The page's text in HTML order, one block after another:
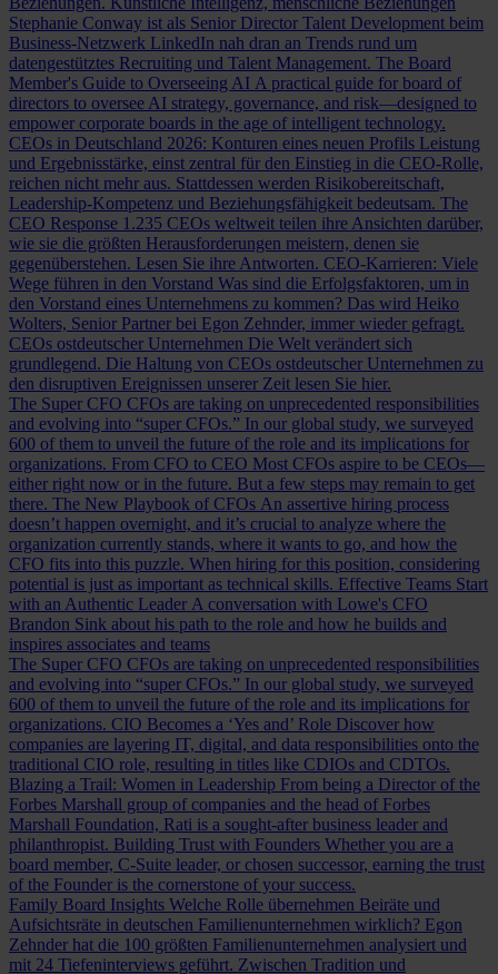
Stephanie Conway ist als Senior Director Talent Development beim
Business-Netzwerk LinkedIn nah dran an Trends rund um
datengestütztes Recruiting und Talent Management. The Board
Member's Guide to Overseeing AI A practical guide for board of
directors to oversee AI strategy, governance, and risk—designed to
empower corporate boards in the age of intelligent technology.
CEOs in Deutschland 2026: Konturen eines neuen Profils Leistung
und Ergebnisstärke, einst zentral für den Einstieg in die CEO-Rolle,
reichen nicht mehr aus. Stattdessen werden Risikobereitschaft,
Leadership-Kompetenz und Beziehungsfähigkeit bedeutsam. The
CEO Response 1.235 CEOs weltweit teilen ihre Ansichten darüber,
wie sie die größten Herausforderungen meistern, denen sie
gegenüberstehen. Lesen Sie ihre Antworten. CEO-Karrieren: Viele
Wege führen in den Vorstand Was sind die Erfolgsfaktoren, um in
den Vorstand eines Unternehmens zu kommen? Das wird Heiko
Wolters, Senior Partner bei Egon Zehnder, immer wieder gefragt.
CEOs ostdeutscher Unternehmen Die Welt verändert sich
grundlegend. Die Haltung von CEOs ostdeutscher Unternehmen zu
den disruptiven Ereignissen unserer Zeit lesen Sie hier.
The Super CFO CFOs are taking on unprecedented responsibilities
and evolving into “super CFOs.” In our global study, we surveyed
600 of them to unveil the future of the role and its implications for
organizations. From CFO to CEO Most CFOs aspire to be CEOs—
either right now or in the future. But a few steps may remain to get
there. The New Playbook of CFOs An assertive hiring process
doesn’t happen overnight, and it’s crucial to analyze where the
organization currently stands, where it wants to go, and how the
CFO fits into this puzzle. When hiring for this position, considering
potential is just as important as technical skills. Effective Teams Start
with an Authentic Leader A conversation with Lowe's CFO
Brandon Sink about his path to the role and how he builds and
inspires associates and teams
The Super CFO CFOs are taking on unprecedented responsibilities
and evolving into “super CFOs.” In our global study, we surveyed
600 of them to unveil the future of the role and its implications for
organizations. CIO Becomes a ‘Yes and’ Role Discover how
companies are layering IT, digital, and data responsibilities onto the
traditional CIO role, resulting in titles like CDIOs and CDTOs.
Blazing a Trail: Women in Leadership From being a Director of the
Forbes Marshall group of companies and the head of Forbes
Marshall Foundation, Rati is a sought-after business leader and
philanthropist. Building Trust with Founders Whether you are a
board member, C-Suite leader, or chosen successor, earning the trust
of the Founder is the cornerstone of your success.
Family Board Insights Welche Rolle übernehmen Beiräte und
Aufsichtsräte in deutschen Familienunternehmen wirklich? Egon
Zehnder hat die 100 größten Familienunternehmen analysiert und
mit 24 Tiefeninterviews geführt. Zwischen Tradition und